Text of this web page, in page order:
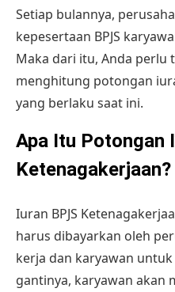
Setiap bulannya,
kepesertaan BPJS
Maka dari itu, Anda perlu
menghitung potongan
yang berlaku saat ini.
Apa Itu Potongan
Ketenagakerjaan?
Iuran BPJS
harus dibayarkan oleh
kerja dan karyawan
gantinya, karyawan akan